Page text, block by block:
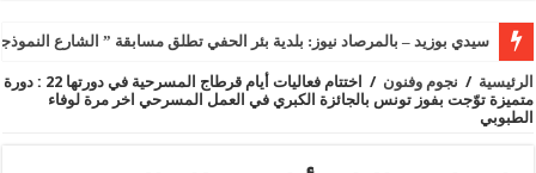
سيدي بوزيد – بالمرصاد نيوز: بلدية بئر الحفي تطلق مسابقة ” الشارع
الرئيسية / نجوم وفنون /
اختتام فعاليات أيام قرطاج المسرحية في دورتها 22 : دورة
متميزة توّجت بفوز تونس بالجائزة الكبري في العمل المسرحي اخر مرة لوفاء
الطبوبي